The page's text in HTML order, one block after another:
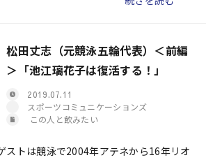
松田丈志（元競泳五輪代表）＜前編
＞「池江璃花子は復活する！」
2019.07.11
スポーツコミュニケーションズ
この人と飲みたい
トは競泳で2004年アテネから16年リオ